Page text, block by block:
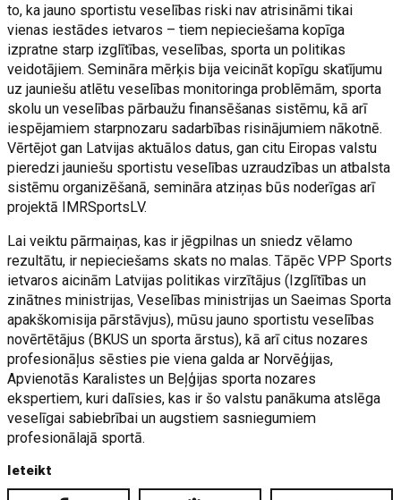
to, ka jauno sportistu veselības riski nav atrisināmi tikai
vienas iestādes ietvaros – tiem nepieciešama kopīga
izpratne starp izglītības, veselības, sporta un politikas
veidotājiem. Semināra mērķis bija veicināt kopīgu skatījumu
uz jauniešu atlētu veselības monitoringa problēmām, sporta
skolu un veselības pārbaužu finansēšanas sistēmu, kā arī
iespējamiem starpnozaru sadarbības risinājumiem nākotnē.
Vērtējot gan Latvijas aktuālos datus, gan citu Eiropas valstu
pieredzi jauniešu sportistu veselības uzraudzības un atbalsta
sistēmu organizēšanā, semināra atziņas būs noderīgas arī
projektā IMRSportsLV.
Lai veiktu pārmaiņas, kas ir jēgpilnas un sniedz vēlamo
rezultātu, ir nepieciešams skats no malas. Tāpēc VPP Sports
ietvaros aicinām Latvijas politikas virzītājus (Izglītības un
zinātnes ministrijas, Veselības ministrijas un Saeimas Sporta
apakškomisija pārstāvjus), mūsu jauno sportistu veselības
novērtētājus (BKUS un sporta ārstus), kā arī citus nozares
profesionāļus sēsties pie viena galda ar Norvēģijas,
Apvienotās Karalistes un Beļģijas sporta nozares
ekspertiem, kuri dalīsies, kas ir šo valstu panākuma atslēga
veselīgai sabiebrībai un augstiem sasniegumiem
profesionālajā sportā.
Ieteikt